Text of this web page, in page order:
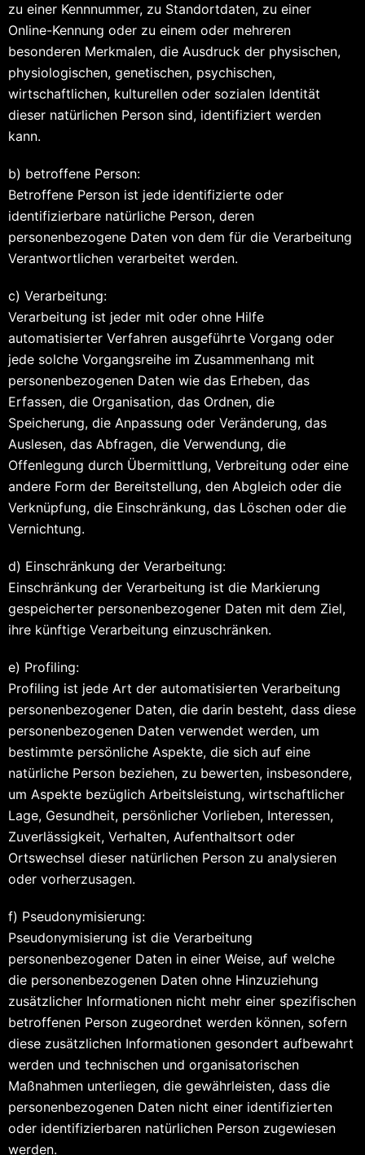
zu einer Kennnummer, zu Standortdaten, zu einer
Online-Kennung oder zu einem oder mehreren
besonderen Merkmalen, die Ausdruck der physischen,
physiologischen, genetischen, psychischen,
wirtschaftlichen, kulturellen oder sozialen Identität
dieser natürlichen Person sind, identifiziert werden
kann.
b) betroffene Person:
Betroffene Person ist jede identifizierte oder
identifizierbare natürliche Person, deren
personenbezogene Daten von dem für die Verarbeitung
Verantwortlichen verarbeitet werden.
c) Verarbeitung:
Verarbeitung ist jeder mit oder ohne Hilfe
automatisierter Verfahren ausgeführte Vorgang oder
jede solche Vorgangsreihe im Zusammenhang mit
personenbezogenen Daten wie das Erheben, das
Erfassen, die Organisation, das Ordnen, die
Speicherung, die Anpassung oder Veränderung, das
Auslesen, das Abfragen, die Verwendung, die
Offenlegung durch Übermittlung, Verbreitung oder eine
andere Form der Bereitstellung, den Abgleich oder die
Verknüpfung, die Einschränkung, das Löschen oder die
Vernichtung.
d) Einschränkung der Verarbeitung:
Einschränkung der Verarbeitung ist die Markierung
gespeicherter personenbezogener Daten mit dem Ziel,
ihre künftige Verarbeitung einzuschränken.
e) Profiling:
Profiling ist jede Art der automatisierten Verarbeitung
personenbezogener Daten, die darin besteht, dass diese
personenbezogenen Daten verwendet werden, um
bestimmte persönliche Aspekte, die sich auf eine
natürliche Person beziehen, zu bewerten, insbesondere,
um Aspekte bezüglich Arbeitsleistung, wirtschaftlicher
Lage, Gesundheit, persönlicher Vorlieben, Interessen,
Zuverlässigkeit, Verhalten, Aufenthaltsort oder
Ortswechsel dieser natürlichen Person zu analysieren
oder vorherzusagen.
f) Pseudonymisierung:
Pseudonymisierung ist die Verarbeitung
personenbezogener Daten in einer Weise, auf welche
die personenbezogenen Daten ohne Hinzuziehung
zusätzlicher Informationen nicht mehr einer spezifischen
betroffenen Person zugeordnet werden können, sofern
diese zusätzlichen Informationen gesondert aufbewahrt
werden und technischen und organisatorischen
Maßnahmen unterliegen, die gewährleisten, dass die
personenbezogenen Daten nicht einer identifizierten
oder identifizierbaren natürlichen Person zugewiesen
werden.